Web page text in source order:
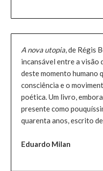
A nova utopia, de Régis
incansável entre a visão
deste momento humano
consciência e o
poética. Um livro,
presente como
quarenta anos, escrito
Eduardo Milan